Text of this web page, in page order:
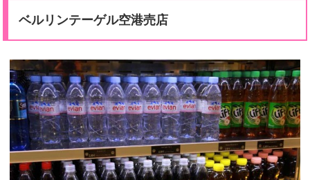
ベルリンテーゲル空港売店